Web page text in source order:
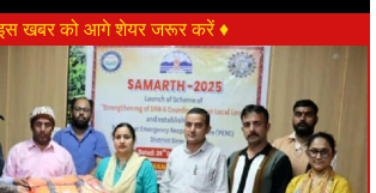
खबर को आगे शेयर जरूर करें ♦